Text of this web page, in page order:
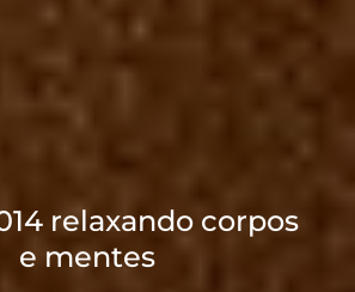
relaxando corpos
e mentes